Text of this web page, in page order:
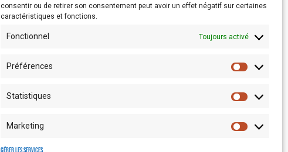
consentir ou de retirer son consentement peut avoir un effet négatif sur certaines
caractéristiques et fonctions.
Fonctionnel Toujours activé
Préférences
Statistiques
Marketing